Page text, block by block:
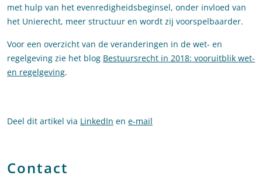
met hulp van het evenredigheidsbeginsel, onder invloed van
het Unierecht, meer structuur en wordt zij voorspelbaarder.
Voor een overzicht van de veranderingen in de wet- en
regelgeving zie het blog Bestuursrecht in 2018: vooruitblik wet-
en regelgeving.
Deel dit artikel via LinkedIn en e-mail
Contact